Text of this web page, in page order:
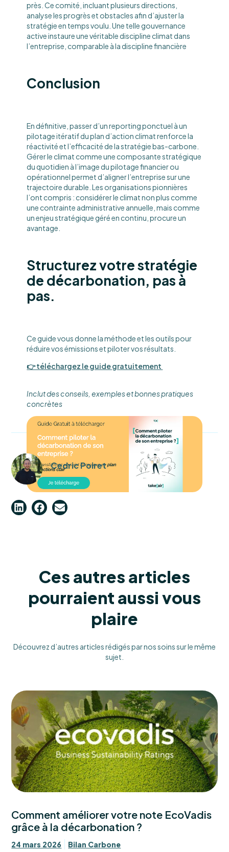
près. Ce comité, incluant plusieurs directions,
analyse les progrès et obstacles afin d’ajuster la
stratégie en temps voulu. Une telle gouvernance
active instaure une véritable discipline climat dans
l’entreprise, comparable à la discipline financière
Conclusion
En définitive, passer d’un reporting ponctuel à un
pilotage itératif du plan d’action climat renforce la
réactivité et l’efficacité de la stratégie bas-carbone.
Gérer le climat comme une composante stratégique
du quotidien à l’image du pilotage financier ou
opérationnel permet d’aligner l’entreprise sur une
trajectoire durable. Les organisations pionnières
l’ont compris : considérer le climat non plus comme
une contrainte administrative annuelle, mais comme
un enjeu stratégique géré en continu, procure un
avantage.
Structurez votre stratégie
de décarbonation, pas à
pas.
Ce guide vous donne la méthode et les outils pour
réduire vos émissions et piloter vos résultats.
👉 téléchargez le guide gratuitement
Inclut des conseils, exemples et bonnes pratiques
concrètes
Cedric Poiret
Ces autres articles
pourraient aussi vous
plaire
Découvrez d’autres articles rédigés par nos soins sur le même
sujet.
Comment améliorer votre note EcoVadis
grâce à la décarbonation ?
24 mars 2026 Bilan Carbone